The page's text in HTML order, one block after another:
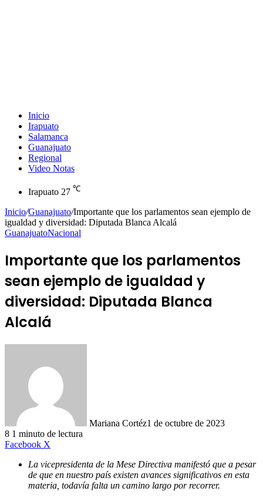
Inicio
Irapuato
Salamanca
Guanajuato
Regional
Video Notas
Irapuato 27 ℃
Inicio/Guanajuato/Importante que los parlamentos sean ejemplo de
igualdad y diversidad: Diputada Blanca Alcalá
GuanajuatoNacional
Importante que los parlamentos
sean ejemplo de igualdad y
diversidad: Diputada Blanca
Alcalá
Mariana Cortéz1 de octubre de 2023
8 1 minuto de lectura
Facebook X
La vicepresidenta de la Mese Directiva manifestó que a pesar
de que en nuestro país existen avances significativos en esta
materia, todavía falta un camino largo por recorrer.